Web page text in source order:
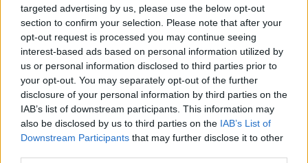
targeted advertising by us, please use the below opt-out
section to confirm your selection. Please note that after your
opt-out request is processed you may continue seeing
interest-based ads based on personal information utilized by
us or personal information disclosed to third parties prior to
your opt-out. You may separately opt-out of the further
disclosure of your personal information by third parties on the
IAB’s list of downstream participants. This information may
also be disclosed by us to third parties on the IAB’s List of
Downstream Participants that may further disclose it to other
Continua a leggere
ALIMENTAZIONE